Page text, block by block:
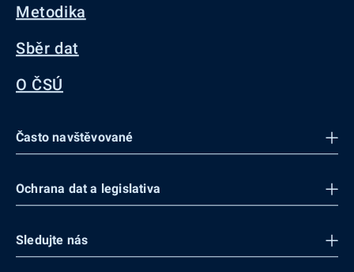
Metodika
Sběr dat
O ČSÚ
Často navštěvované
Ochrana dat a legislativa
Sledujte nás